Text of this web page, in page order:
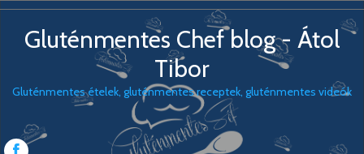
Gluténmentes Chef blog - Átol
Tibor
Gluténmentes ételek, gluténmentes receptek, gluténmentes videók